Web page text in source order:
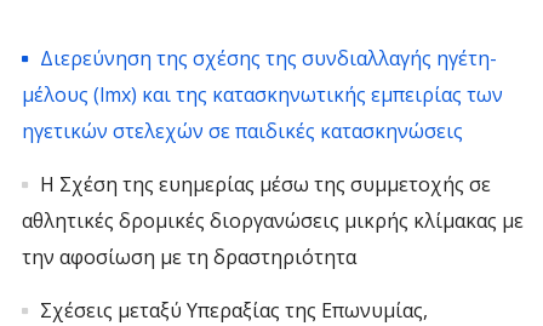
Διερεύνηση της σχέσης της συνδιαλλαγής ηγέτη-
μέλους (lmx) και της κατασκηνωτικής εμπειρίας των
ηγετικών στελεχών σε παιδικές κατασκηνώσεις
Η Σχέση της ευημερίας μέσω της συμμετοχής σε
αθλητικές δρομικές διοργανώσεις μικρής κλίμακας με
την αφοσίωση με τη δραστηριότητα
Σχέσεις μεταξύ Υπεραξίας της Επωνυμίας,